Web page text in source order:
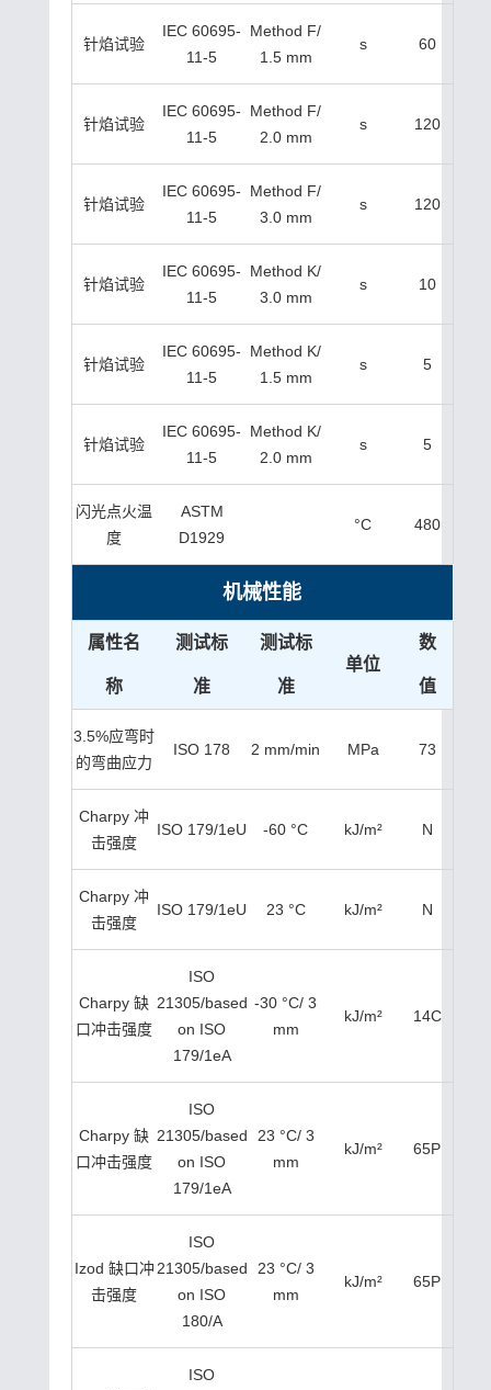
针焰试验
IEC 60695-
11-5
Method F/
1.5 mm
s 60
针焰试验
IEC 60695-
11-5
Method F/
2.0 mm
s 120
针焰试验
IEC 60695-
11-5
Method F/
3.0 mm
s 120
针焰试验
IEC 60695-
11-5
Method K/
3.0 mm
s 10
针焰试验
IEC 60695-
11-5
Method K/
1.5 mm
s 5
针焰试验
IEC 60695-
11-5
Method K/
2.0 mm
s 5
闪光点火温
度
ASTM
D1929
°C 480
机械性能
属性名
称
测试标
准
测试标
准
单位
数
值
3.5%应弯时
的弯曲应力
ISO 178 2 mm/min MPa 73
Charpy 冲
击强度
ISO 179/1eU -60 °C kJ/m² N
Charpy 冲
击强度
ISO 179/1eU 23 °C kJ/m² N
Charpy 缺
口冲击强度
ISO
21305/based
on ISO
179/1eA
-30 °C/ 3
mm
kJ/m² 14C
Charpy 缺
口冲击强度
ISO
21305/based
on ISO
179/1eA
23 °C/ 3
mm
kJ/m² 65P
Izod 缺口冲
击强度
ISO
21305/based
on ISO
180/A
23 °C/ 3
mm
kJ/m² 65P
ISO